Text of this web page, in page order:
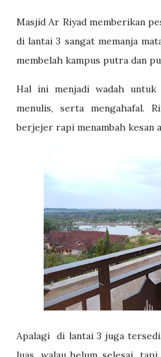
Masjid Ar Riyad memberikan
di lantai 3 sangat memanja
membelah kampus putra dan
Hal ini menjadi wadah untuk
menulis, serta mengahafal.
berjejer rapi menambah kesan
Apalagi di lantai 3 juga